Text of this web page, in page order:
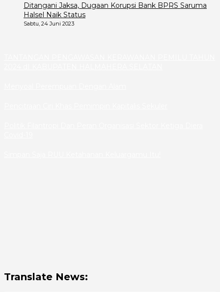
Ditangani Jaksa, Dugaan Korupsi Bank BPRS Saruma
Halsel Naik Status
Sabtu, 24 Juni 2023
Translate News: